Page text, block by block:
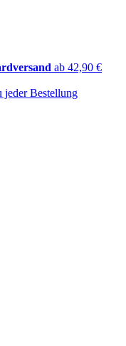
ab 42,90 €
jeder Bestellung